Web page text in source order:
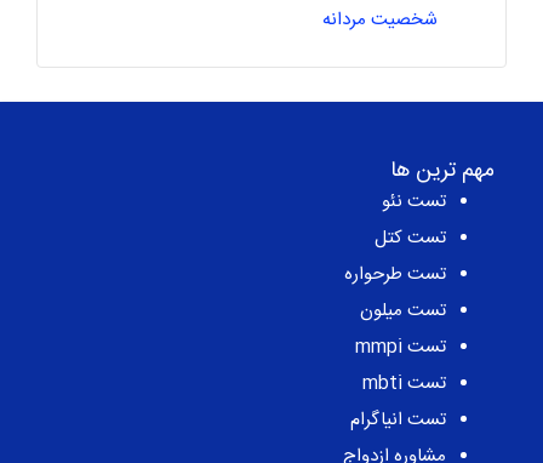
شخصیت مردانه
مهم ترین ها
تست نئو
تست کتل
تست طرحواره
تست میلون
تست mmpi
تست mbti
تست انیاگرام
مشاوره ازدواج